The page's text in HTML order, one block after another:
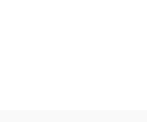
bozuk veya görüntülenemiyor.
eksik bilgiler bulunuyor.